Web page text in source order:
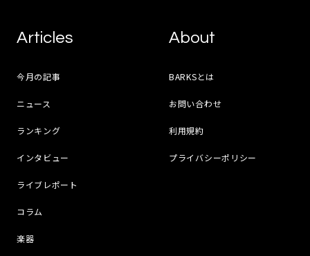
Articles
今月の記事
ニュース
ランキング
インタビュー
ライブレポート
コラム
楽器
About
BARKSとは
お問い合わせ
利用規約
プライバシーポリシー